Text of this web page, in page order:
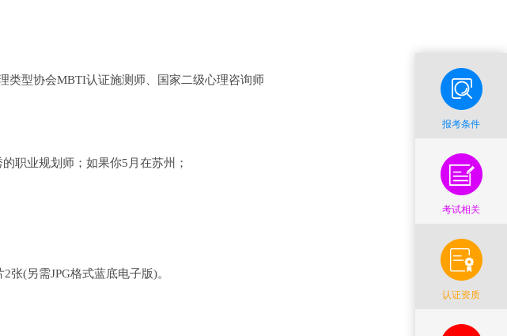
型协会MBTI认证施测师、国家二级心理咨询师
职业规划师；如果你5月在苏州；
(另需JPG格式蓝底电子版)。
报考条件
考试相关
认证资质